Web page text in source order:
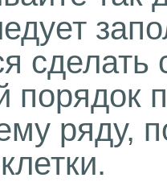
порядок
ряду,